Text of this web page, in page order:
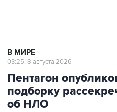
В МИРЕ
03:25, 8 августа 2026
Пентагон
подборку
об НЛО